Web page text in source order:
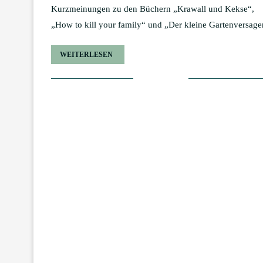
Kurzmeinungen zu den Büchern „Krawall und Kekse“,
„How to kill your family“ und „Der kleine
WEITERLESEN